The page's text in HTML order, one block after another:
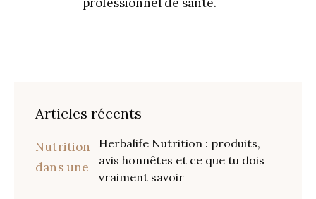
Articles récents
Herbalife Nutrition : produits,
avis honnêtes et ce que tu dois
vraiment savoir